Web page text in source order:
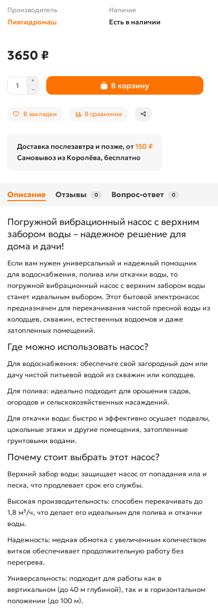
Производитель
Ливгидромаш
Наличие
Есть в наличии
3650 ₽
В корзину
В закладки В сравнение
Доставка послезавтра и позже, от150 ₽
Самовывоз из Королёва, бесплатно
Описание Отзывы 0 Вопрос-ответ 0
Погружной вибрационный насос с верхним
забором воды – надежное решение для
дома и дачи!
Если вам нужен универсальный и надежный помощник
для водоснабжения, полива или откачки воды, то
погружной вибрационный насос с верхним забором воды
станет идеальным выбором. Этот бытовой электронасос
предназначен для перекачивания чистой пресной воды из
колодцев, скважин, естественных водоемов и даже
затопленных помещений.
Где можно использовать насос?
Для водоснабжения: обеспечьте свой загородный дом или
дачу чистой питьевой водой из скважин или колодцев.
Для полива: идеально подходит для орошения садов,
огородов и сельскохозяйственных насаждений.
Для откачки воды: быстро и эффективно осушает подвалы,
цокольные этажи и другие помещения, затопленные
грунтовыми водами.
Почему стоит выбрать этот насос?
Верхний забор воды: защищает насос от попадания ила и
песка, что продлевает срок его службы.
Высокая производительность: способен перекачивать до
1,8 м³/ч, что делает его идеальным для полива и откачки
воды.
Надежность: медная обмотка с увеличенным количеством
витков обеспечивает продолжительную работу без
перегрева.
Универсальность: подходит для работы как в
вертикальном (до 40 м глубиной), так и в горизонтальном
положении (до 100 м).